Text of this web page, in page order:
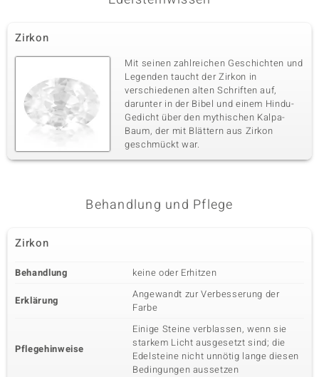
Zirkon
Mit seinen zahlreichen Geschichten und
Legenden taucht der Zirkon in
verschiedenen alten Schriften auf,
darunter in der Bibel und einem Hindu-
Gedicht über den mythischen Kalpa-
Baum, der mit Blättern aus Zirkon
geschmückt war.
Behandlung und Pflege
Zirkon
Behandlung keine oder Erhitzen
Erklärung
Angewandt zur Verbesserung der
Farbe
Pflegehinweise
Einige Steine verblassen, wenn sie
starkem Licht ausgesetzt sind; die
Edelsteine nicht unnötig lange diesen
Bedingungen aussetzen